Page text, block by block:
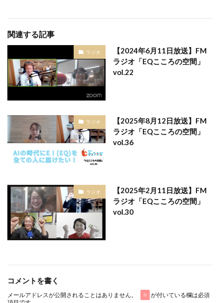
関連する記事
ラジオ
【2024年6月11日放送】FM
ラジオ「EQこころの空間」
vol.22
ラジオ
【2025年8月12日放送】FM
ラジオ「EQこころの空間」
vol.36
ラジオ
【2025年2月11日放送】FM
ラジオ「EQこころの空間」
vol.30
コメントを書く
メールアドレスが公開されることはありません。 ※
が付いている欄は必須